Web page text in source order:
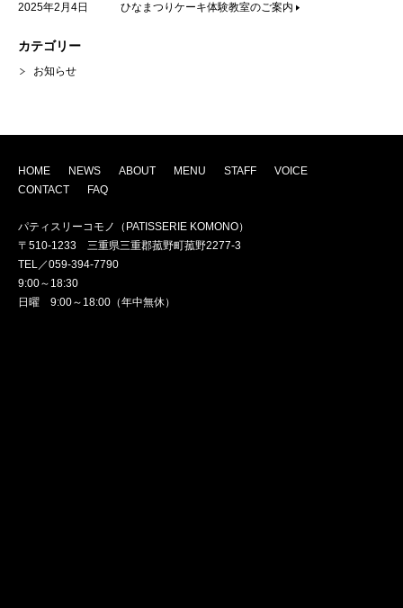
2025年2月4日
ひなまつりケーキ体験教室のご案内
カテゴリー
お知らせ
HOME NEWS ABOUT MENU STAFF
VOICE
CONTACT
FAQ
パティスリーコモノ（PATISSERIE KOMONO）
〒510-1233 三重県三重郡菰野町菰野2277-3
TEL／059-394-7790
9:00～18:30
日曜 9:00～18:00（年中無休）